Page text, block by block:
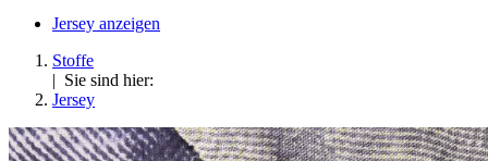
Jersey anzeigen
Stoffe
| Sie sind hier:
Jersey